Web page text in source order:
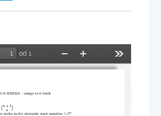
od 1
Pomanjšaj
IZREKA – naloge za 4. letnik
(푛+ 1
푛
)
izreku na dve decimalni mesti natančno: 1,240